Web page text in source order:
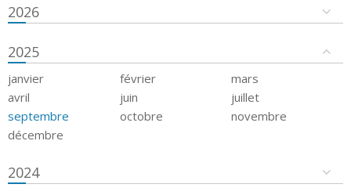
2026
2025
janvier février
mars
avril
juin
juillet
septembre
octobre
novembre
décembre
2024